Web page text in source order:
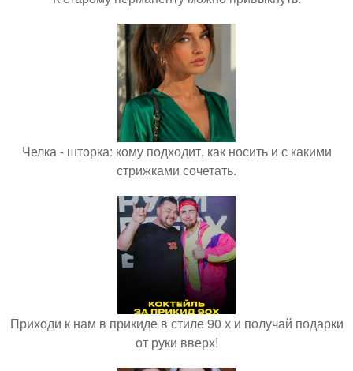
Челка - шторка: кому подходит, как носить и с какими
стрижками сочетать.
Приходи к нам в прикиде в стиле 90 х и получай подарки
от руки вверх!